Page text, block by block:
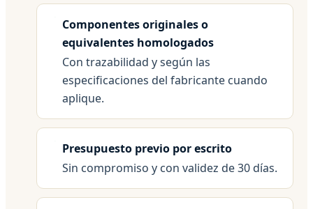
Componentes originales o
equivalentes homologados
Con trazabilidad y según las
especificaciones del fabricante cuando
aplique.
Presupuesto previo por escrito
Sin compromiso y con validez de 30 días.